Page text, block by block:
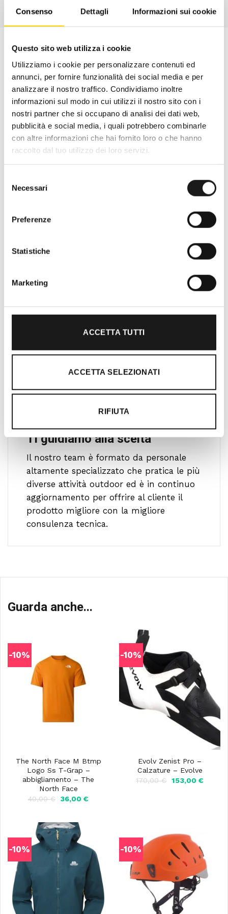
Consenso Dettagli Informazioni sui cookie
Questo sito web utilizza i cookie
Utilizziamo i cookie per personalizzare contenuti ed
annunci, per fornire funzionalità dei social media e per
analizzare il nostro traffico. Condividiamo inoltre
informazioni sul modo in cui utilizzi il nostro sito con i
nostri partner che si occupano di analisi dei dati web,
pubblicità e social media, i quali potrebbero combinarle
con altre informazioni che hai fornito loro o che hanno
raccolto dal tuo utilizzo dei loro servizi.
delNecessari
Preferenze
Statistiche
Marketing
ACCETTA TUTTI
ACCETTA SELEZIONATI
RIFIUTA
per amanti dell’outdoor a Roma e nel
clienti con professionalità, rendendo
Ti guidiamo alla scelta
Il nostro team è formato da personale
altamente specializzato che pratica le più
diverse attività outdoor ed è in continuo
aggiornamento per offrire al cliente il
prodotto migliore con la migliore
consulenza tecnica.
Guarda anche...
-10%
The North Face M Btmp
Logo Ss T-Grap –
abbigliamento – The
North Face
40,00€
Il
prezzo
40,00 €.
36,00€Il
-10%
Evolv Zenist Pro –
Calzature – Evolve
170,00€
Il
prezzo
153,00 €Il
-10% -10%